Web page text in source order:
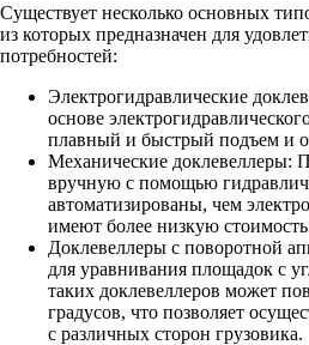
Существует несколько основных
из которых предназначен для
потребностей:
Электрогидравлические
основе
плавный и быстрый подъем и
Механические доклевеллеры:
вручную с помощью
автоматизированы, чем
имеют более низкую
Доклевеллеры с поворотной
для уравнивания площадок с
таких доклевеллеров может
градусов, что позволяет
с различных сторон грузовика.